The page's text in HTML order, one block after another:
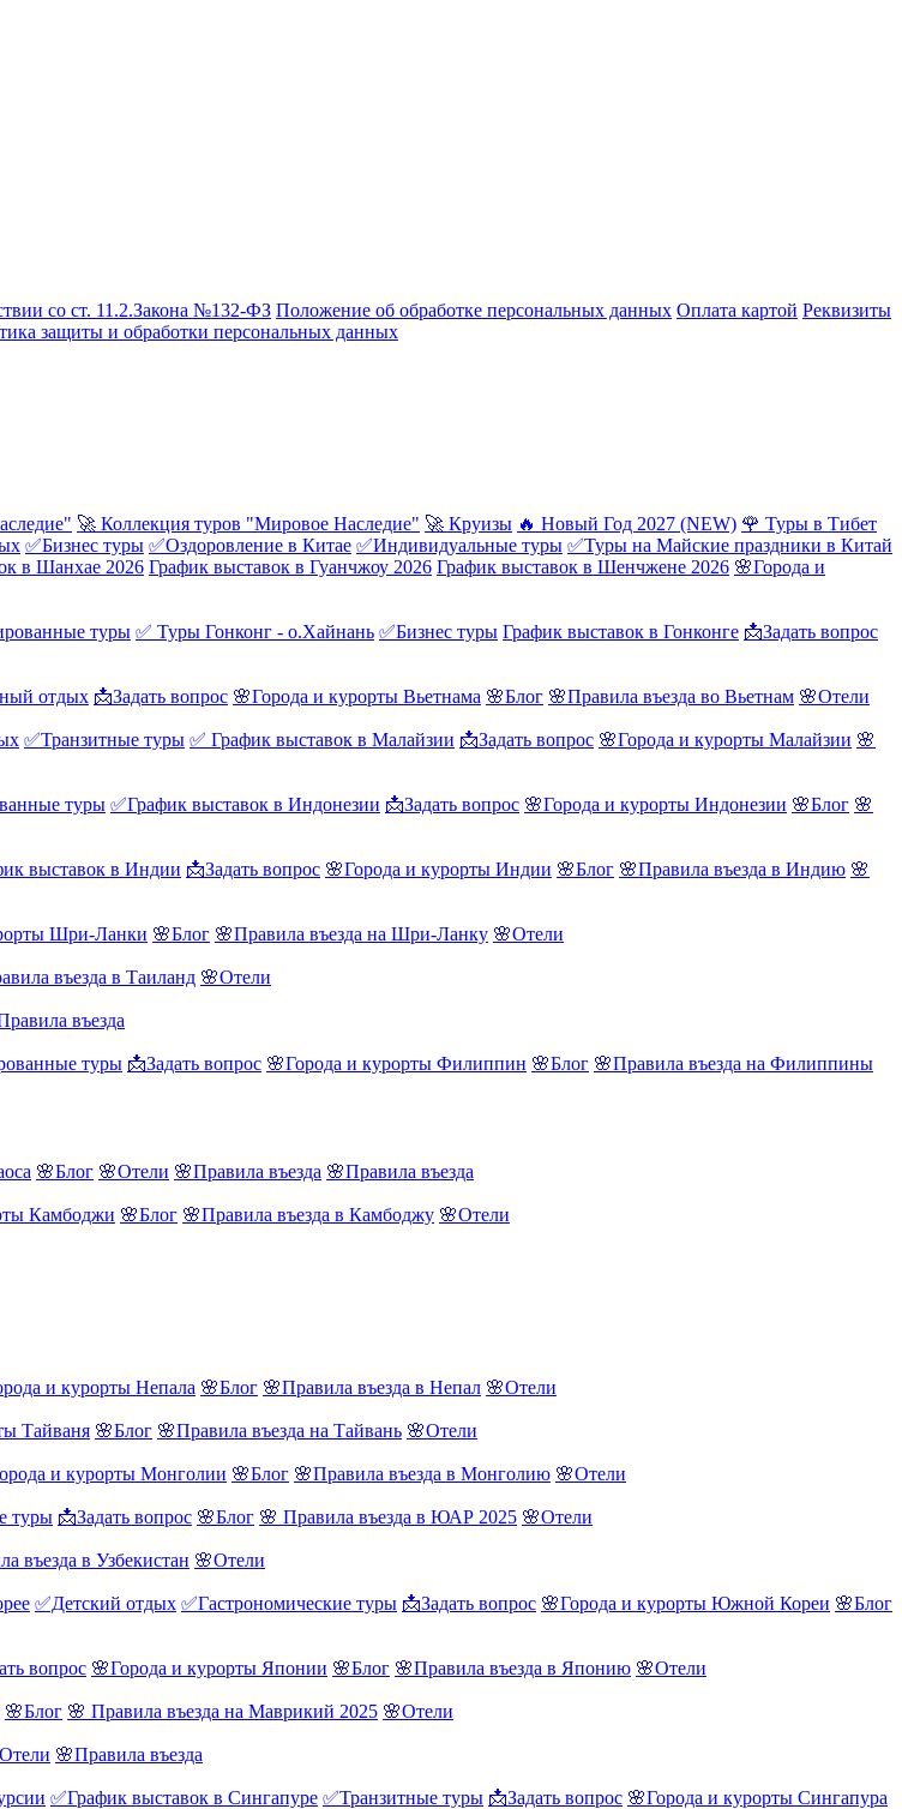
со ст. 11.2.Закона №132-ФЗ Положение об обработке персональных данных Оплата картой Реквизиты
защиты и обработки персональных данных
🚀 Коллекция туров "Мировое Наследие" 🚀 Круизы 🔥 Новый Год 2027 (NEW) 🌹 Туры в Тибет
✅Бизнес туры ✅Оздоровление в Китае ✅Индивидуальные туры ✅Туры на Майские праздники в Китай
в Шанхае 2026 График выставок в Гуанчжоу 2026 График выставок в Шенчжене 2026 🌸Города и
туры ✅ Туры Гонконг - о.Хайнань ✅Бизнес туры График выставок в Гонконге 📩Задать вопрос
отдых 📩Задать вопрос 🌸Города и курорты Вьетнама 🌸Блог 🌸Правила въезда во Вьетнам 🌸Отели
✅Транзитные туры ✅ График выставок в Малайзии 📩Задать вопрос 🌸Города и курорты Малайзии 🌸
туры ✅График выставок в Индонезии 📩Задать вопрос 🌸Города и курорты Индонезии 🌸Блог 🌸
выставок в Индии 📩Задать вопрос 🌸Города и курорты Индии 🌸Блог 🌸Правила въезда в Индию 🌸
Шри-Ланки 🌸Блог 🌸Правила въезда на Шри-Ланку 🌸Отели
въезда в Таиланд 🌸Отели
въезда
туры 📩Задать вопрос 🌸Города и курорты Филиппин 🌸Блог 🌸Правила въезда на Филиппины
🌸Блог 🌸Отели 🌸Правила въезда 🌸Правила въезда
Камбоджи 🌸Блог 🌸Правила въезда в Камбоджу 🌸Отели
и курорты Непала 🌸Блог 🌸Правила въезда в Непал 🌸Отели
Тайваня 🌸Блог 🌸Правила въезда на Тайвань 🌸Отели
и курорты Монголии 🌸Блог 🌸Правила въезда в Монголию 🌸Отели
туры 📩Задать вопрос 🌸Блог 🌸 Правила въезда в ЮАР 2025 🌸Отели
въезда в Узбекистан 🌸Отели
✅Детский отдых ✅Гастрономические туры 📩Задать вопрос 🌸Города и курорты Южной Кореи 🌸Блог
вопрос 🌸Города и курорты Японии 🌸Блог 🌸Правила въезда в Японию 🌸Отели
🌸Блог 🌸 Правила въезда на Маврикий 2025 🌸Отели
🌸Правила въезда
✅График выставок в Сингапуре ✅Транзитные туры 📩Задать вопрос 🌸Города и курорты Сингапура